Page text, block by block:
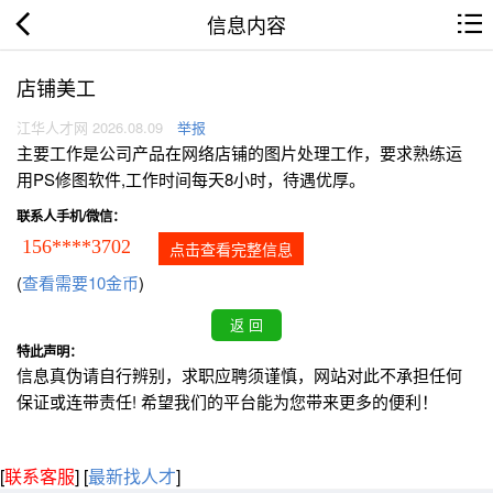
信息内容
店铺美工
江华人才网 2026.08.09 举报
主要工作是公司产品在网络店铺的图片处理工作，要求熟练运
用PS修图软件,工作时间每天8小时，待遇优厚。
联系人手机/微信：
156****3702 点击查看完整信息
(查看需要10金币)
特此声明：
信息真伪请自行辨别，求职应聘须谨慎，网站对此不承担任何
保证或连带责任! 希望我们的平台能为您带来更多的便利！
[联系客服] [最新找人才]